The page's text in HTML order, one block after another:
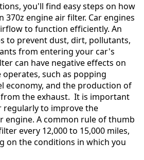
you'll find easy steps on how
370z engine air filter. Car engines
to function efficiently. An
to prevent dust, dirt, pollutants,
from entering your car's
can have negative effects on
such as popping
economy, and the production of
from the exhaust. It is important
to improve the
engine. A common rule of thumb
every 12,000 to 15,000 miles,
on the conditions in which you